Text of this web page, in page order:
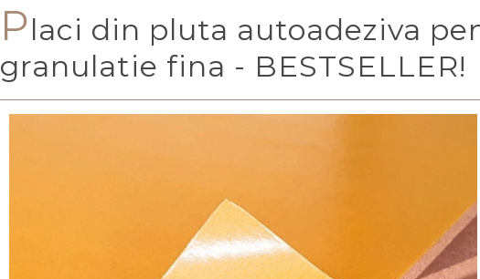
Placi din pluta autoadeziva
granulatie fina - BESTSELLER!